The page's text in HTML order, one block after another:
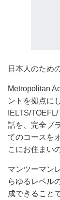
日本人のため
Metropolitan
ントを拠点に
IELTS/
話を、完全プ
てのコースを
こにお住まい
マンツーマン
らゆるレベル
成できること